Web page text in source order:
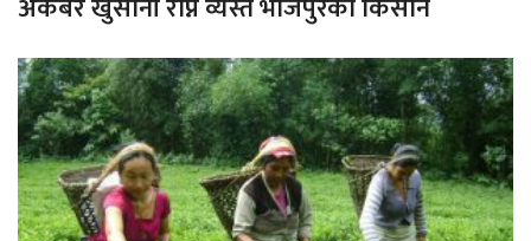
अकबरे खुर्सानी रोप्न व्यस्त भोजपुरका किसान